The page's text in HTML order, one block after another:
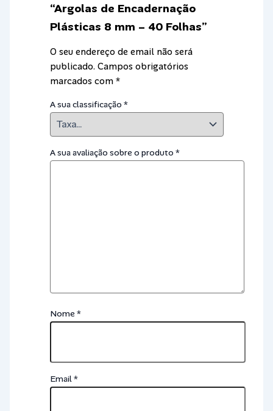
“Argolas de Encadernação
Plásticas 8 mm – 40 Folhas”
O seu endereço de email não será
publicado. Campos obrigatórios
marcados com *
A sua classificação *
A sua avaliação sobre o produto *
Nome *
Email*